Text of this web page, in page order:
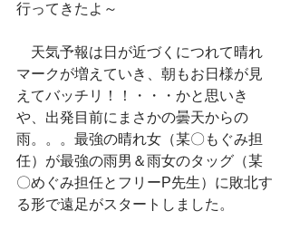
行ってきたよ～
天気予報は日が近づくにつれて晴れ
マークが増えていき、朝もお日様が見
えてバッチリ！！・・・かと思いき
や、出発目前にまさかの曇天からの
雨。。。最強の晴れ女（某〇もぐみ担
任）が最強の雨男＆雨女のタッグ（某
〇めぐみ担任とフリーP先生）に敗北す
る形で遠足がスタートしました。